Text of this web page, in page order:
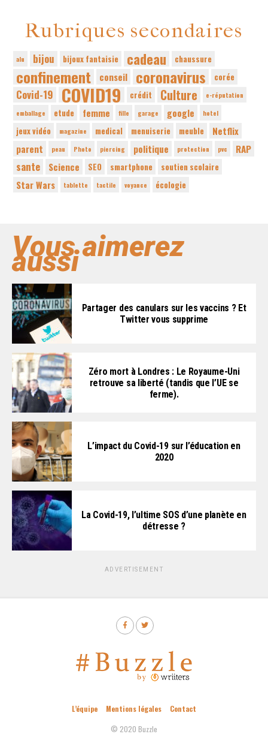
Rubriques secondaires
alu bijou bijoux fantaisie cadeau chaussure
confinement conseil coronavirus corée
Covid-19 COVID19 crédit Culture
e-réputation
emballage
etude femme fille garage google hotel
jeux vidéo magazine medical menuiserie meuble
Netflix
parent
peau Photo piercing politique protection pvc RAP
sante Science SEO smartphone soutien scolaire
Star Wars tablette tactile voyance écologie
Vous aimerez
aussi
Partager des canulars sur les vaccins ? Et
Twitter vous supprime
Zéro mort à Londres : Le Royaume-Uni
retrouve sa liberté (tandis que l’UE se
ferme).
L’impact du Covid-19 sur l’éducation en
2020
La Covid-19, l’ultime SOS d’une planète en
détresse ?
ADVERTISEMENT
L’équipe Mentions légales
Contact
© 2020 Buzzle